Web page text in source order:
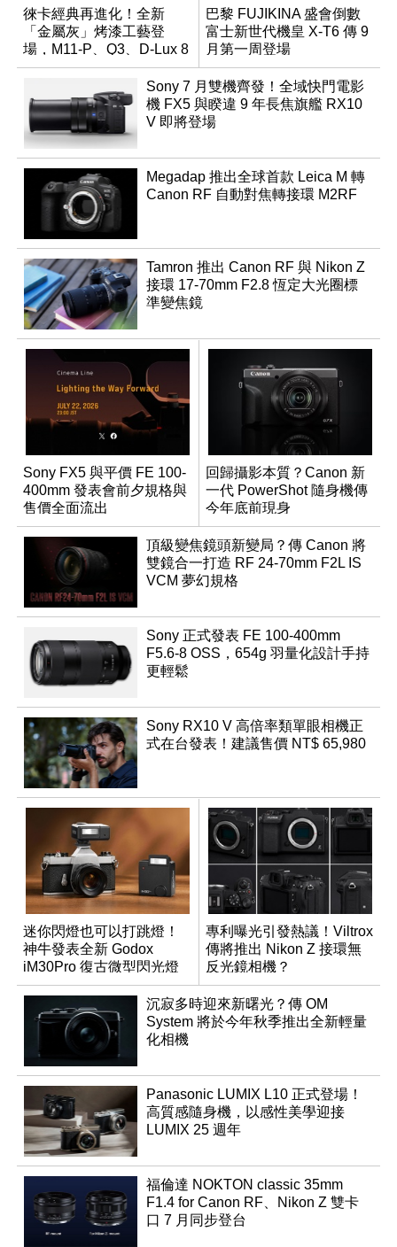
徠卡經典再進化！全新
「金屬灰」烤漆工藝登
場，M11-P、Q3、D-Lux 8
領銜換裝
巴黎 FUJIKINA 盛會倒數
富士新世代機皇 X-T6 傳 9
月第一周登場
Sony 7 月雙機齊發！全域快門電影
機 FX5 與睽違 9 年長焦旗艦 RX10
V 即將登場
Megadap 推出全球首款 Leica M 轉
Canon RF 自動對焦轉接環 M2RF
Tamron 推出 Canon RF 與 Nikon Z
接環 17-70mm F2.8 恆定大光圈標
準變焦鏡
Sony FX5 與平價 FE 100-
400mm 發表會前夕規格與
售價全面流出
回歸攝影本質？Canon 新
一代 PowerShot 隨身機傳
今年底前現身
頂級變焦鏡頭新變局？傳 Canon 將
雙鏡合一打造 RF 24-70mm F2L IS
VCM 夢幻規格
Sony 正式發表 FE 100-400mm
F5.6-8 OSS，654g 羽量化設計手持
更輕鬆
Sony RX10 V 高倍率類單眼相機正
式在台發表！建議售價 NT$ 65,980
迷你閃燈也可以打跳燈！
神牛發表全新 Godox
iM30Pro 復古微型閃光燈
專利曝光引發熱議！Viltrox
傳將推出 Nikon Z 接環無
反光鏡相機？
沉寂多時迎來新曙光？傳 OM
System 將於今年秋季推出全新輕量
化相機
Panasonic LUMIX L10 正式登場！
高質感隨身機，以感性美學迎接
LUMIX 25 週年
福倫達 NOKTON classic 35mm
F1.4 for Canon RF、Nikon Z 雙卡
口 7 月同步登台